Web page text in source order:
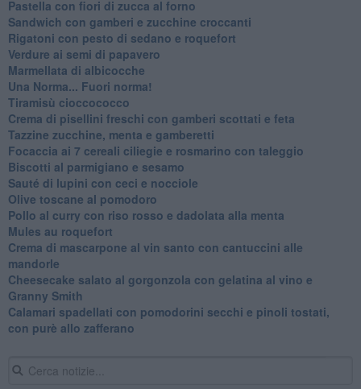
Pastella con fiori di zucca al forno
Sandwich con gamberi e zucchine croccanti
Rigatoni con pesto di sedano e roquefort
Verdure ai semi di papavero
Marmellata di albicocche
Una Norma... Fuori norma!
Tiramisù cioccococco
Crema di pisellini freschi con gamberi scottati e feta
Tazzine zucchine, menta e gamberetti
Focaccia ai 7 cereali ciliegie e rosmarino con taleggio
Biscotti al parmigiano e sesamo
Sauté di lupini con ceci e nocciole
Olive toscane al pomodoro
Pollo al curry con riso rosso e dadolata alla menta
Mules au roquefort
Crema di mascarpone al vin santo con cantuccini alle
mandorle
Cheesecake salato al gorgonzola con gelatina al vino e
Granny Smith
Calamari spadellati con pomodorini secchi e pinoli tostati,
con purè allo zafferano